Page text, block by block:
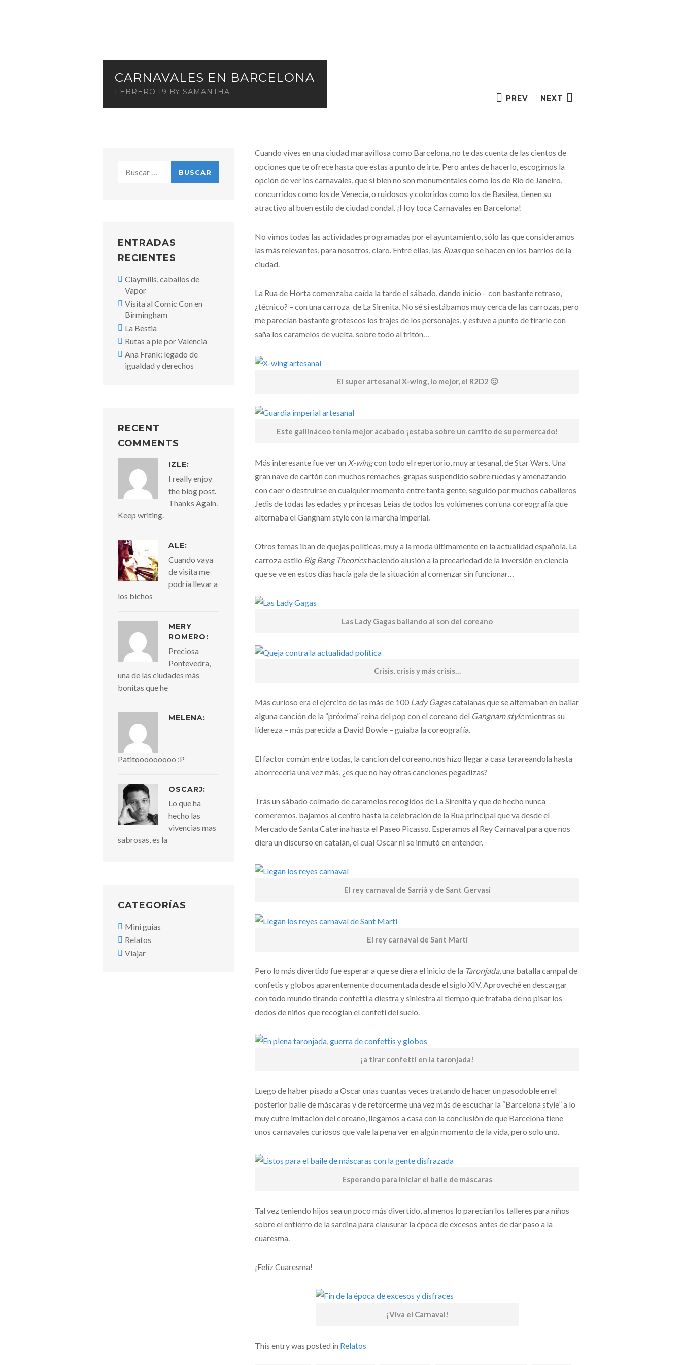
PREV NEXT
CARNAVALES EN BARCELONA
FEBRERO 19 BY SAMANTHA
Cuando vives en una ciudad maravillosa como Barcelona, no te das cuenta de las cientos de
opciones que te ofrece hasta que estas a punto de irte. Pero antes de hacerlo, escogimos la
opción de ver los carnavales, que si bien no son monumentales como los de Río de Janeiro,
concurridos como los de Venecia, o ruidosos y coloridos como los de Basilea, tienen su
atractivo al buen estilo de ciudad condal. ¡Hoy toca Carnavales en Barcelona!
No vimos todas las actividades programadas por el ayuntamiento, sólo las que consideramos
las más relevantes, para nosotros, claro. Entre ellas, las Ruasque se hacen en los barrios de la
ciudad.
La Rua de Horta comenzaba caída la tarde el sábado, dando inicio – con bastante retraso,
¿técnico? – con una carroza de La Sirenita. No sé si estábamos muy cerca de las carrozas, pero
me parecían bastante grotescos los trajes de los personajes, y estuve a punto de tirarle con
saña los caramelos de vuelta, sobre todo al tritón…
El super artesanal X-wing, lo mejor, el R2D2 🙂
Este gallináceo tenía mejor acabado ¡estaba sobre un carrito de supermercado!
Más interesante fue ver un X-wingcon todo el repertorio, muy artesanal, de Star Wars. Una
gran nave de cartón con muchos remaches-grapas suspendido sobre ruedas y amenazando
con caer o destruirse en cualquier momento entre tanta gente, seguido por muchos caballeros
Jedis de todas las edades y princesas Leias de todos los volúmenes con una coreografía que
alternaba el Gangnam style con la marcha imperial.
Otros temas iban de quejas políticas, muy a la moda últimamente en la actualidad española. La
carroza estilo Big Bang Theorieshaciendo alusión a la precariedad de la inversión en ciencia
que se ve en estos días hacía gala de la situación al comenzar sin funcionar…
Las Lady Gagas bailando al son del coreano
Crisis, crisis y más crisis…
Más curioso era el ejército de las más de 100 Lady Gagascatalanas que se alternaban en bailar
alguna canción de la “próxima” reina del pop con el coreano del Gangnam stylemientras su
lídereza – más parecida a David Bowie – guiaba la coreografía.
El factor común entre todas, la cancion del coreano, nos hizo llegar a casa tarareandola hasta
aborrecerla una vez más, ¿es que no hay otras canciones pegadizas?
Trás un sábado colmado de caramelos recogidos de La Sirenita y que de hecho nunca
comeremos, bajamos al centro hasta la celebración de la Rua principal que va desde el
Mercado de Santa Caterina hasta el Paseo Picasso. Esperamos al Rey Carnaval para que nos
diera un discurso en catalán, el cual Oscar ni se inmutó en entender.
El rey carnaval de Sarrià y de Sant Gervasi
El rey carnaval de Sant Martí
Pero lo más divertido fue esperar a que se diera el inicio de la Taronjada, una batalla campal de
confetis y globos aparentemente documentada desde el siglo XIV. Aproveché en descargar
con todo mundo tirando confetti a diestra y siniestra al tiempo que trataba de no pisar los
dedos de niños que recogían el confeti del suelo.
¡a tirar confetti en la taronjada!
Luego de haber pisado a Oscar unas cuantas veces tratando de hacer un pasodoble en el
posterior baile de máscaras y de retorcerme una vez más de escuchar la “Barcelona style” a lo
muy cutre imitación del coreano, llegamos a casa con la conclusión de que Barcelona tiene
unos carnavales curiosos que vale la pena ver en algún momento de la vida, pero solo uno.
Esperando para iniciar el baile de máscaras
Tal vez teniendo hijos sea un poco más divertido, al menos lo parecían los talleres para niños
sobre el entierro de la sardina para clausurar la época de excesos antes de dar paso a la
cuaresma.
¡Felíz Cuaresma!
¡Viva el Carnaval!
This entry was posted in Relatos
ENTRADAS
RECIENTES
Claymills, caballos de
Vapor
Visita al Comic Con en
Birmingham
La Bestia
Rutas a pie por Valencia
Ana Frank: legado de
igualdad y derechos
RECENT
COMMENTS
IZLE:
I really enjoy
the blog post.
Thanks Again.
Keep writing.
ALE:
Cuando vaya
de visita me
podría llevar a
los bichos
MERY
ROMERO:
Preciosa
Pontevedra,
una de las ciudades más
bonitas que he
MELENA:
Patitooooooooo :P
OSCARJ:
Lo que ha
hecho las
vivencias mas
sabrosas, es la
CATEGORÍAS
Mini guias
Relatos
Viajar